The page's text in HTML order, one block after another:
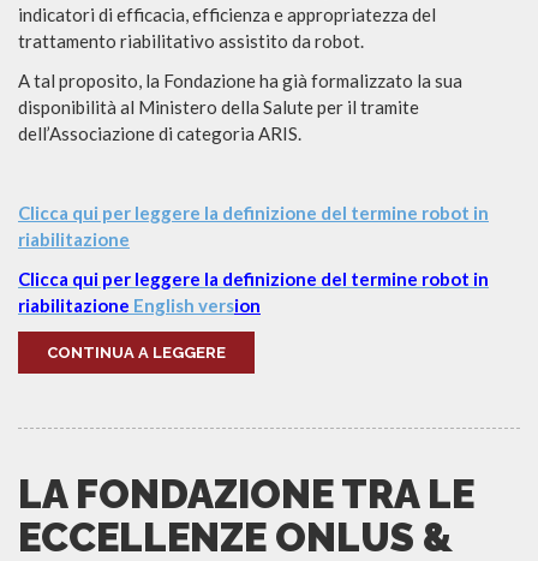
indicatori di efficacia, efficienza e appropriatezza del
trattamento riabilitativo assistito da robot.
A tal proposito, la Fondazione ha già formalizzato la sua
disponibilità al Ministero della Salute per il tramite
dell’Associazione di categoria ARIS.
Clicca qui per leggere la definizione del termine robot in
riabilitazione
Clicca qui per leggere la definizione del termine robot in
riabilitazione English version
CONTINUA A LEGGERE
LA FONDAZIONE TRA LE
ECCELLENZE ONLUS &